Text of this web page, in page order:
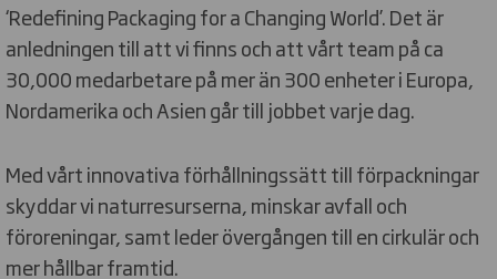
‘Redefining Packaging for a Changing World’. Det är
anledningen till att vi finns och att vårt team på ca
30,000 medarbetare på mer än 300 enheter i Europa,
Nordamerika och Asien går till jobbet varje dag.
Med vårt innovativa förhållningssätt till förpackningar
skyddar vi naturresurserna, minskar avfall och
föroreningar, samt leder övergången till en cirkulär och
mer hållbar framtid.